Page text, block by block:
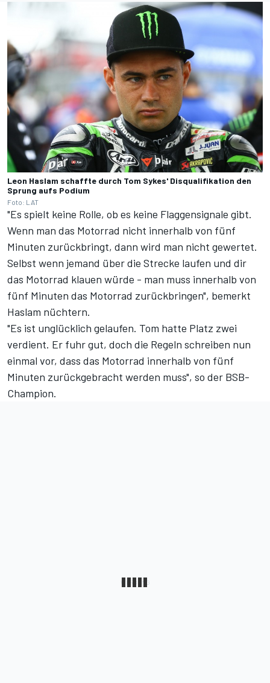
Leon Haslam schaffte durch Tom Sykes' Disqualifikation den
Sprung aufs Podium
Foto: LAT
"Es spielt keine Rolle, ob es keine Flaggensignale gibt.
Wenn man das Motorrad nicht innerhalb von fünf
Minuten zurückbringt, dann wird man nicht gewertet.
Selbst wenn jemand über die Strecke laufen und dir
das Motorrad klauen würde - man muss innerhalb von
fünf Minuten das Motorrad zurückbringen", bemerkt
Haslam nüchtern.
"Es ist unglücklich gelaufen. Tom hatte Platz zwei
verdient. Er fuhr gut, doch die Regeln schreiben nun
einmal vor, dass das Motorrad innerhalb von fünf
Minuten zurückgebracht werden muss", so der BSB-
Champion.